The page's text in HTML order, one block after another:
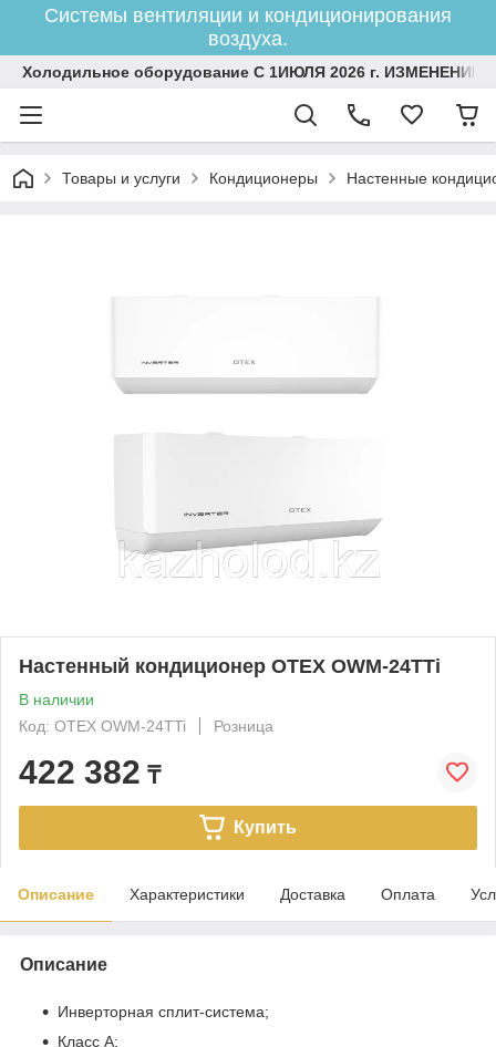
Системы вентиляции и кондиционирования
воздуха.
Холодильное оборудование С 1ИЮЛЯ 2026 г.
Товары и услуги Кондиционеры Настенные
Настенный кондиционер OTEX OWM-24TTi
В наличии
Код: OTEX OWM-24TTi
Розница
422 382 ₸
Купить
Описание Характеристики Доставка Оплата
Описание
Инверторная сплит-система;
Класс A;